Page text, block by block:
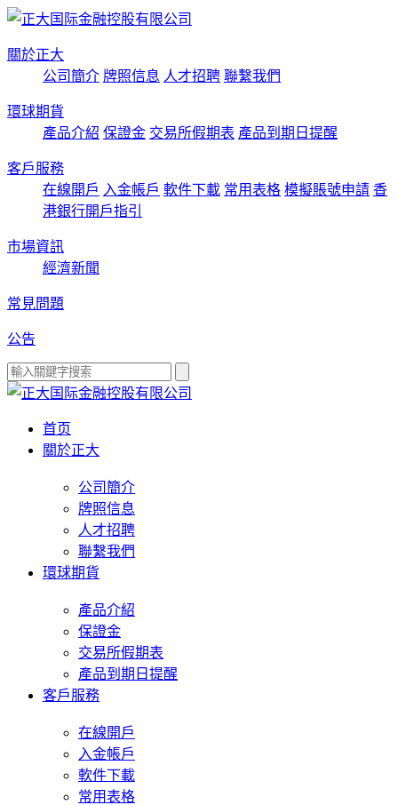
關於正大
公司簡介 牌照信息 人才招聘 聯繫我們
環球期貨
產品介紹 保證金 交易所假期表 產品到期日提醒
客戶服務
在線開戶 入金帳戶 軟件下載 常用表格 模擬賬號申請 香
港銀行開戶指引
市場資訊
經濟新聞
常見問題
公告
首页
關於正大
公司簡介
牌照信息
人才招聘
聯繫我們
環球期貨
產品介紹
保證金
交易所假期表
產品到期日提醒
客戶服務
在線開戶
入金帳戶
軟件下載
常用表格